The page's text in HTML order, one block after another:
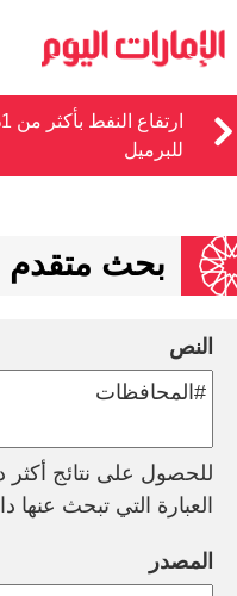
للبرميل
بحث متقدم
النص
للحصول على نتائج أكثر
العبارة التي تبحث
المصدر